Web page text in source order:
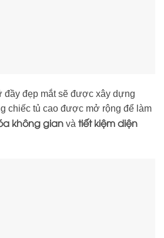
đẹp mắt sẽ được xây dựng
chiếc tủ cao được mở rộng để làm
không gian và tiết kiệm diện